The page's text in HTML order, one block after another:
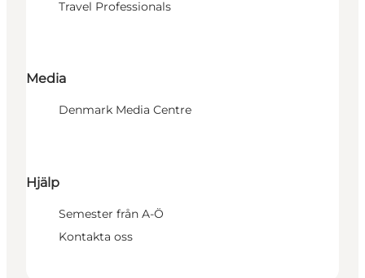
Travel Professionals
Media
Denmark Media Centre
Hjälp
Semester från A-Ö
Kontakta oss